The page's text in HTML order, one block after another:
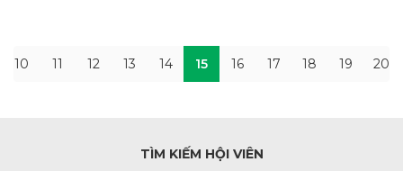
10 11 12 13 14 15 16 17 18 19 20
TÌM KIẾM HỘI VIÊN